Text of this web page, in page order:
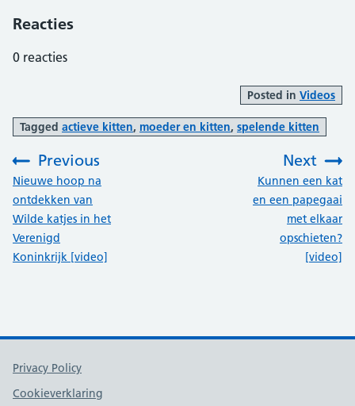
Reacties
0 reacties
Posted in Videos
Tagged actieve kitten, moeder en kitten, spelende kitten
Previous
:Nieuwe hoop na
ontdekken van
Wilde katjes in het
Verenigd
Koninkrijk [video]
Next
Kunnen een kat
en een papegaai
met elkaar
opschieten?
[video]
Support links
Privacy Policy
Cookieverklaring